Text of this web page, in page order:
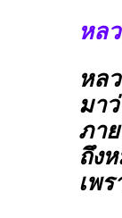
หล
หล
มา
ภา
ถึง
เพ